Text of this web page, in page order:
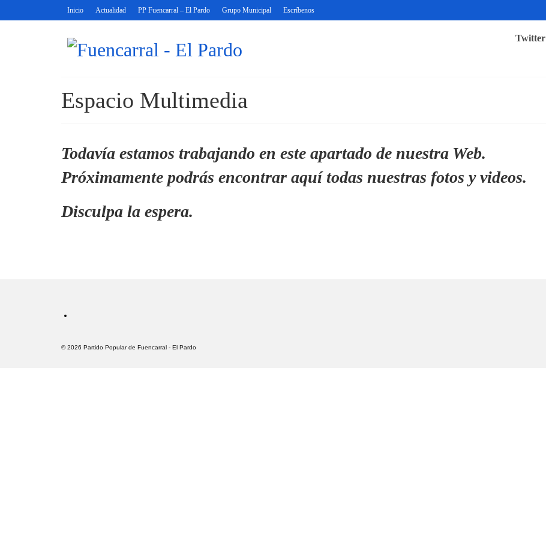
Inicio Actualidad PP Fuencarral – El Pardo Grupo Municipal Escríbenos
Twitter
Espacio Multimedia
Todavía estamos trabajando en este apartado de nuestra Web.
Próximamente podrás encontrar aquí todas nuestras fotos y videos.
Disculpa la espera.
© 2026 Partido Popular de Fuencarral - El Pardo